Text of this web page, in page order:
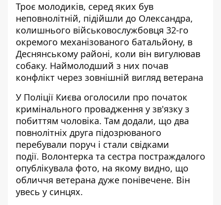
Троє молодиків, серед яких був
неповнолітній, підійшли до Олександра,
колишнього військовослужбовця 32-го
окремого механізованого батальйону, в
Деснянському районі, коли він вигулював
собаку. Наймолодший з них почав
конфлікт через зовнішній вигляд ветерана
У Поліції Києва оголосили про початок
кримінального провадження у зв'язку з
побиттям чоловіка. Там додали, що два
повнолітніх друга підозрюваного
перебували поруч і стали свідками
події. Волонтерка та сестра постраждалого
опублікувала фото, на якому видно, що
обличчя ветерана дуже понівечене. Він
увесь у синцях.